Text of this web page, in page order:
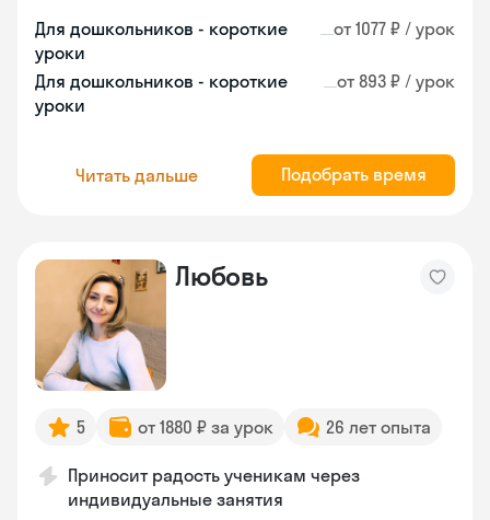
Для дошкольников - короткие
уроки
от 1077 ₽ / урок
Для дошкольников - короткие
уроки
от 893 ₽ / урок
Читать дальше Подобрать время
Любовь
5 от 1880 ₽ за урок 26 лет опыта
Приносит радость ученикам через
индивидуальные занятия